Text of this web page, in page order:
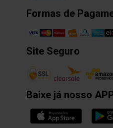
Formas de
Site Seguro
Baixe já nosso